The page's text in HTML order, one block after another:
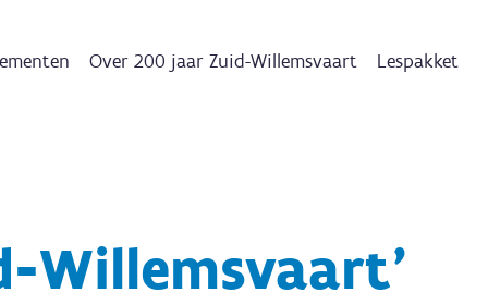
Over 200 jaar Zuid-Willemsvaart Lespakket
Willemsvaart’